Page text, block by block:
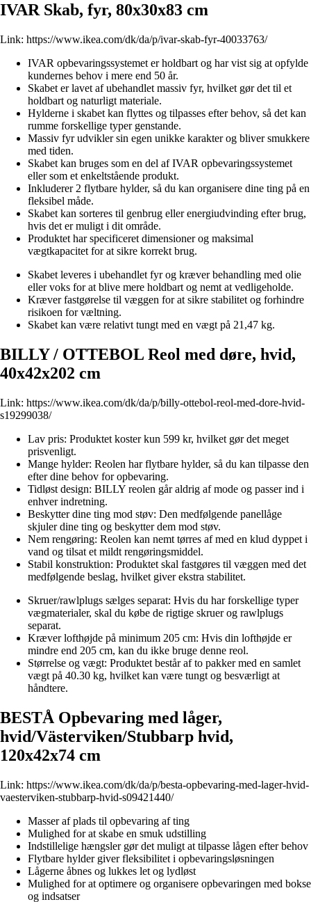
IVAR Skab, fyr, 80x30x83 cm
Link: https://www.ikea.com/dk/da/p/ivar-skab-fyr-40033763/
IVAR opbevaringssystemet er holdbart og har vist sig at opfylde
kundernes behov i mere end 50 år.
Skabet er lavet af ubehandlet massiv fyr, hvilket gør det til et
holdbart og naturligt materiale.
Hylderne i skabet kan flyttes og tilpasses efter behov, så det kan
rumme forskellige typer genstande.
Massiv fyr udvikler sin egen unikke karakter og bliver smukkere
med tiden.
Skabet kan bruges som en del af IVAR opbevaringssystemet
eller som et enkeltstående produkt.
Inkluderer 2 flytbare hylder, så du kan organisere dine ting på en
fleksibel måde.
Skabet kan sorteres til genbrug eller energiudvinding efter brug,
hvis det er muligt i dit område.
Produktet har specificeret dimensioner og maksimal
vægtkapacitet for at sikre korrekt brug.
Skabet leveres i ubehandlet fyr og kræver behandling med olie
eller voks for at blive mere holdbart og nemt at vedligeholde.
Kræver fastgørelse til væggen for at sikre stabilitet og forhindre
risikoen for væltning.
Skabet kan være relativt tungt med en vægt på 21,47 kg.
BILLY / OTTEBOL Reol med døre, hvid,
40x42x202 cm
Link: https://www.ikea.com/dk/da/p/billy-ottebol-reol-med-dore-hvid-
s19299038/
Lav pris: Produktet koster kun 599 kr, hvilket gør det meget
prisvenligt.
Mange hylder: Reolen har flytbare hylder, så du kan tilpasse den
efter dine behov for opbevaring.
Tidløst design: BILLY reolen går aldrig af mode og passer ind i
enhver indretning.
Beskytter dine ting mod støv: Den medfølgende panellåge
skjuler dine ting og beskytter dem mod støv.
Nem rengøring: Reolen kan nemt tørres af med en klud dyppet i
vand og tilsat et mildt rengøringsmiddel.
Stabil konstruktion: Produktet skal fastgøres til væggen med det
medfølgende beslag, hvilket giver ekstra stabilitet.
Skruer/rawlplugs sælges separat: Hvis du har forskellige typer
vægmaterialer, skal du købe de rigtige skruer og rawlplugs
separat.
Kræver lofthøjde på minimum 205 cm: Hvis din lofthøjde er
mindre end 205 cm, kan du ikke bruge denne reol.
Størrelse og vægt: Produktet består af to pakker med en samlet
vægt på 40.30 kg, hvilket kan være tungt og besværligt at
håndtere.
BESTÅ Opbevaring med låger,
hvid/Västerviken/Stubbarp hvid,
120x42x74 cm
Link: https://www.ikea.com/dk/da/p/besta-opbevaring-med-lager-hvid-
vaesterviken-stubbarp-hvid-s09421440/
Masser af plads til opbevaring af ting
Mulighed for at skabe en smuk udstilling
Indstillelige hængsler gør det muligt at tilpasse lågen efter behov
Flytbare hylder giver fleksibilitet i opbevaringsløsningen
Lågerne åbnes og lukkes let og lydløst
Mulighed for at optimere og organisere opbevaringen med bokse
og indsatser